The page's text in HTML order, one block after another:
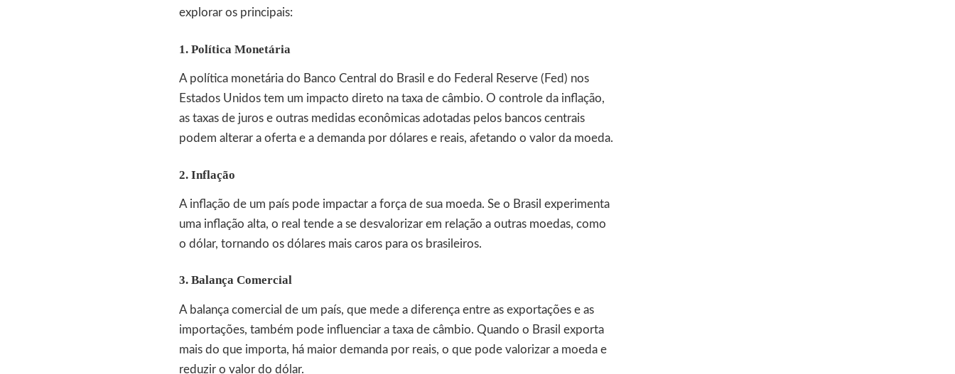
explorar os principais:
1. Política Monetária
A política monetária do Banco Central do Brasil e do Federal Reserve (Fed) nos
Estados Unidos tem um impacto direto na taxa de câmbio. O controle da inflação,
as taxas de juros e outras medidas econômicas adotadas pelos bancos centrais
podem alterar a oferta e a demanda por dólares e reais, afetando o valor da moeda.
2. Inflação
A inflação de um país pode impactar a força de sua moeda. Se o Brasil experimenta
uma inflação alta, o real tende a se desvalorizar em relação a outras moedas, como
o dólar, tornando os dólares mais caros para os brasileiros.
3. Balança Comercial
A balança comercial de um país, que mede a diferença entre as exportações e as
importações, também pode influenciar a taxa de câmbio. Quando o Brasil exporta
mais do que importa, há maior demanda por reais, o que pode valorizar a moeda e
reduzir o valor do dólar.